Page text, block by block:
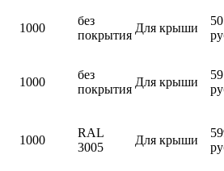
1000
без
покрытия
Для крыши
1000
без
покрытия
Для крыши
1000
RAL
3005
Для крыши